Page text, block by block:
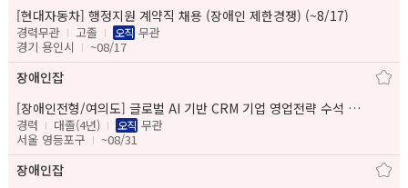
[현대자동차] 행정지원 계약직 채용 (장애인 제한경쟁) (~8/17)
경력무관 고졸 오직 무관
경기 용인시
~08/17
장애인잡
[장애인전형/여의도] 글로벌 AI 기반 CRM 기업 영업전략 수석 전문가 정규직 채용
경력 대졸(4년) 오직 무관
서울 영등포구
~08/31
장애인잡